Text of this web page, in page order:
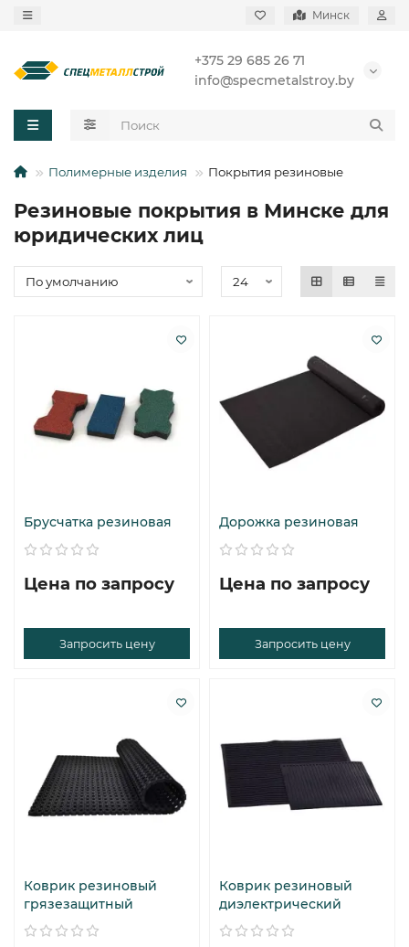
Минск
+375 29 685 26 71
info@specmetalstroy.by
Полимерные изделия Покрытия резиновые
Резиновые покрытия в Минске для
юридических лиц
Брусчатка резиновая
Цена по запросу
Запросить цену
Дорожка резиновая
Цена по запросу
Запросить цену
Коврик резиновый
грязезащитный
Коврик резиновый
диэлектрический